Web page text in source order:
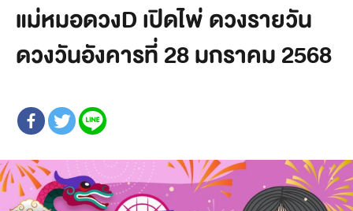
แม่หมอดวงD เปิดไพ่ ดวงรายวัน
ดวงวันอังคารที่ 28 มกราคม 2568